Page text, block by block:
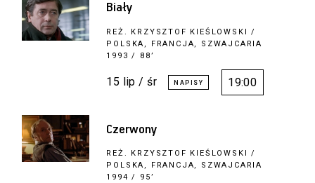
Biały
REŻ. KRZYSZTOF KIEŚLOWSKI /
POLSKA, FRANCJA, SZWAJCARIA
1993 / 88’
15 lip / śr 19:00
Czerwony
REŻ. KRZYSZTOF KIEŚLOWSKI
/
POLSKA, FRANCJA, SZWAJCARIA
1994 / 95’